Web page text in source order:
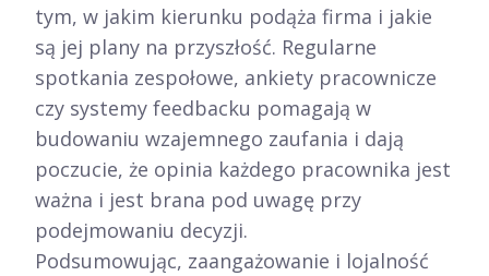
tym, w jakim kierunku podąża firma i jakie
są jej plany na przyszłość. Regularne
spotkania zespołowe, ankiety pracownicze
czy systemy feedbacku pomagają w
budowaniu wzajemnego zaufania i dają
poczucie, że opinia każdego pracownika jest
ważna i jest brana pod uwagę przy
podejmowaniu decyzji.
Podsumowując, zaangażowanie i lojalność